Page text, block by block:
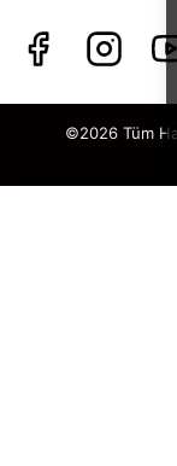
©2026 Tüm